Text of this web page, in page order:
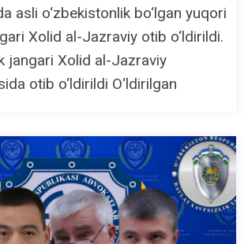
asli o‘zbekistonlik bo‘lgan yuqori
Xolid al-Jazraviy otib o‘ldirildi.
jangari Xolid al-Jazraviy
otib o‘ldirildi O‘ldirilgan